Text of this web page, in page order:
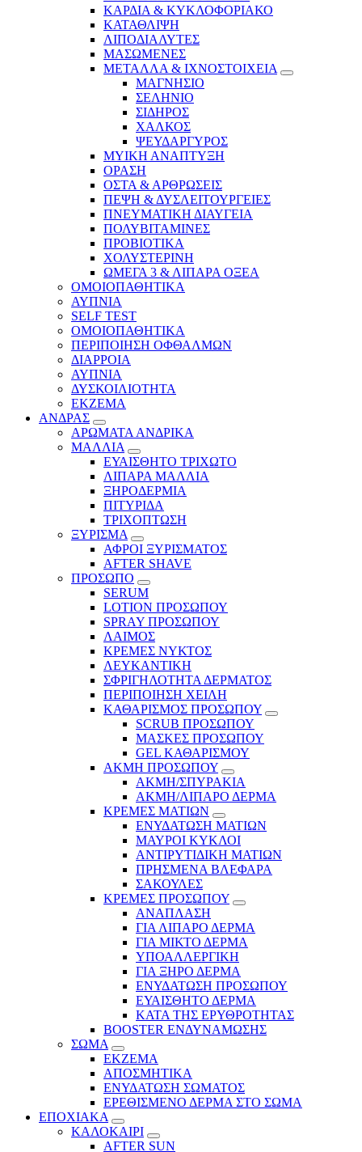
ΚΑΡΔΙΑ & ΚΥΚΛΟΦΟΡΙΑΚΟ
ΚΑΤΑΘΛΙΨΗ
ΛΙΠΟΔΙΑΛΥΤΕΣ
ΜΑΣΩΜΕΝΕΣ
ΜΕΤΑΛΛΑ & ΙΧΝΟΣΤΟΙΧΕΙΑ
ΜΑΓΝΗΣΙΟ
ΣΕΛΗΝΙΟ
ΣΙΔΗΡΟΣ
ΧΑΛΚΟΣ
ΨΕΥΔΑΡΓΥΡΟΣ
ΜΥΙΚΗ ΑΝΑΠΤΥΞΗ
ΟΡΑΣΗ
ΟΣΤΑ & ΑΡΘΡΩΣΕΙΣ
ΠΕΨΗ & ΔΥΣΛΕΙΤΟΥΡΓΕΙΕΣ
ΠΝΕΥΜΑΤΙΚΗ ΔΙΑΥΓΕΙΑ
ΠΟΛΥΒΙΤΑΜΙΝΕΣ
ΠΡΟΒΙΟΤΙΚΑ
ΧΟΛΥΣΤΕΡΙΝΗ
ΩΜΕΓΑ 3 & ΛΙΠΑΡΑ ΟΞΕΑ
ΟΜΟΙΟΠΑΘΗΤΙΚΑ
ΑΥΠΝΙΑ
SELF TEST
ΟΜΟΙΟΠΑΘΗΤΙΚΑ
ΠΕΡΙΠΟΙΗΣΗ ΟΦΘΑΛΜΩΝ
ΔΙΑΡΡΟΙΑ
ΑΥΠΝΙΑ
ΔΥΣΚΟΙΛΙΟΤΗΤΑ
ΕΚΖΕΜΑ
ΑΝΔΡΑΣ
ΑΡΩΜΑΤΑ ΑΝΔΡΙΚΑ
ΜΑΛΛΙΑ
ΕΥΑΙΣΘΗΤΟ ΤΡΙΧΩΤΟ
ΛΙΠΑΡΑ ΜΑΛΛΙΑ
ΞΗΡΟΔΕΡΜΙΑ
ΠΙΤΥΡΙΔΑ
ΤΡΙΧΟΠΤΩΣΗ
ΞΥΡΙΣΜΑ
ΑΦΡΟΙ ΞΥΡΙΣΜΑΤΟΣ
AFTER SHAVE
ΠΡΟΣΩΠΟ
SERUM
LOTION ΠΡΟΣΩΠΟΥ
SPRAY ΠΡΟΣΩΠΟΥ
ΛΑΙΜΟΣ
ΚΡΕΜΕΣ ΝΥΚΤΟΣ
ΛΕΥΚΑΝΤΙΚΗ
ΣΦΡΙΓΗΛΟΤΗΤΑ ΔΕΡΜΑΤΟΣ
ΠΕΡΙΠΟΙΗΣΗ ΧΕΙΛΗ
ΚΑΘΑΡΙΣΜΟΣ ΠΡΟΣΩΠΟΥ
SCRUB ΠΡΟΣΩΠΟΥ
ΜΑΣΚΕΣ ΠΡΟΣΩΠΟΥ
GEL ΚΑΘΑΡΙΣΜΟΥ
ΑΚΜΗ ΠΡΟΣΩΠΟΥ
ΑΚΜΗ/ΣΠΥΡΑΚΙΑ
ΑΚΜΗ/ΛΙΠΑΡΟ ΔΕΡΜΑ
ΚΡΕΜΕΣ ΜΑΤΙΩΝ
ΕΝΥΔΑΤΩΣΗ ΜΑΤΙΩΝ
ΜΑΥΡΟΙ ΚΥΚΛΟΙ
ΑΝΤΙΡΥΤΙΔΙΚΗ ΜΑΤΙΩΝ
ΠΡΗΣΜΕΝΑ ΒΛΕΦΑΡΑ
ΣΑΚΟΥΛΕΣ
ΚΡΕΜΕΣ ΠΡΟΣΩΠΟΥ
ΑΝΑΠΛΑΣΗ
ΓΙΑ ΛΙΠΑΡΟ ΔΕΡΜΑ
ΓΙΑ ΜΙΚΤΟ ΔΕΡΜΑ
ΥΠΟΑΛΛΕΡΓΙΚΗ
ΓΙΑ ΞΗΡΟ ΔΕΡΜΑ
ΕΝΥΔΑΤΩΣΗ ΠΡΟΣΩΠΟΥ
ΕΥΑΙΣΘΗΤΟ ΔΕΡΜΑ
ΚΑΤΑ ΤΗΣ ΕΡΥΘΡΟΤΗΤΑΣ
BOOSTER ΕΝΔΥΝΑΜΩΣΗΣ
ΣΩΜΑ
ΕΚΖΕΜΑ
ΑΠΟΣΜΗΤΙΚΑ
ΕΝΥΔΑΤΩΣΗ ΣΩΜΑΤΟΣ
ΕΡΕΘΙΣΜΕΝΟ ΔΕΡΜΑ ΣΤΟ ΣΩΜΑ
ΕΠΟΧΙΑΚΑ
ΚΑΛΟΚΑΙΡΙ
AFTER SUN